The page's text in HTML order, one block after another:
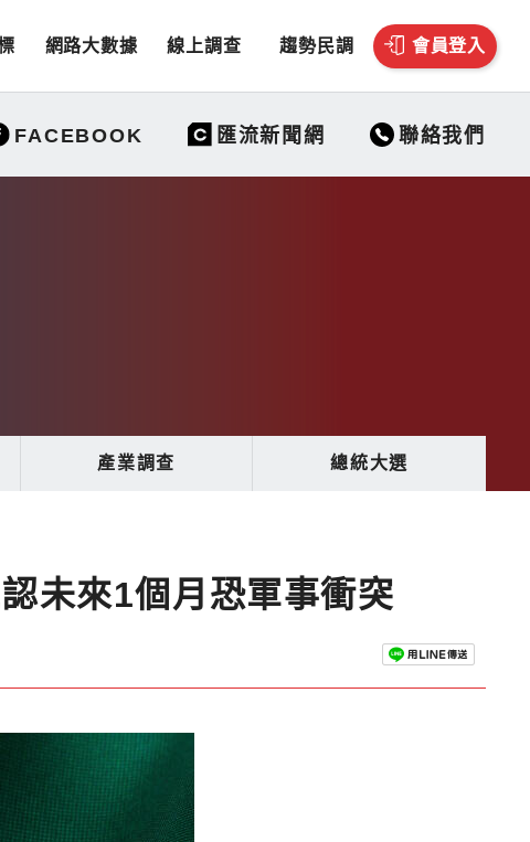
網路大數據 線上調查 趨勢民調 會員登入
FACEBOOK 匯流新聞網 聯絡我們
產業調查 總統大選
未來1個月恐軍事衝突